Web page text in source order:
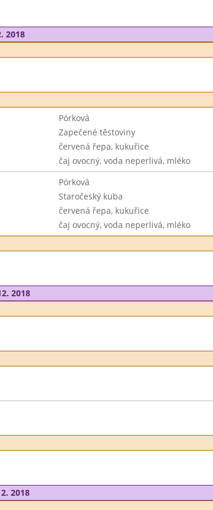
2018
Pórková
Zapečené těstoviny
červená řepa, kukuřice
čaj ovocný, voda neperlivá, mléko
Pórková
Staročeský kuba
červená řepa, kukuřice
čaj ovocný, voda neperlivá, mléko
2018
2018